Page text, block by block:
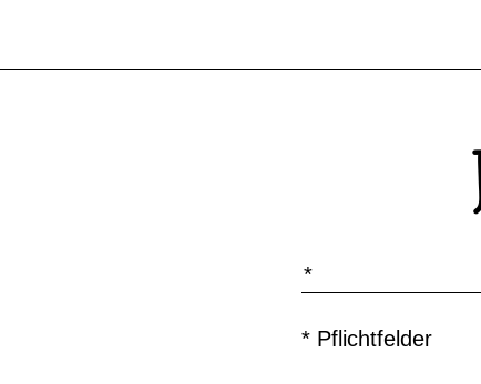
* Pflichtfelder